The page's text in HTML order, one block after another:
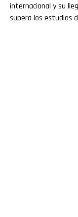
internacional y su
supera los estudios